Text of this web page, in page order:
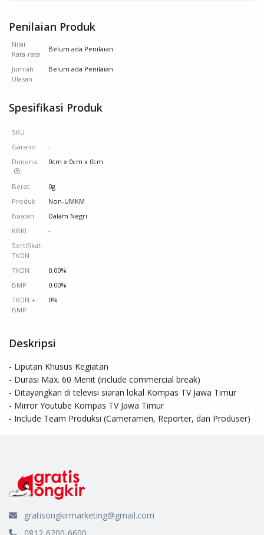
Penilaian Produk
Nilai
Rata-rata
Belum ada Penilaian
Jumlah
Ulasan
Belum ada Penilaian
Spesifikasi Produk
SKU
Garansi
-
Dimensi
0cm x 0cm x 0cm
Berat
0g
Produk
Non-UMKM
Buatan
Dalam Negri
KBKI
-
Sertifikat
TKDN
TKDN
0.00%
BMP
0.00%
TKDN +
BMP
0%
Deskripsi
- Liputan Khusus Kegiatan
- Durasi Max. 60 Menit (include commercial break)
- Ditayangkan di televisi siaran lokal Kompas TV Jawa Timur
- Mirror Youtube Kompas TV Jawa Timur
- Include Team Produksi (Cameramen, Reporter, dan Produser)
gratisongkirmarketing@gmail.com